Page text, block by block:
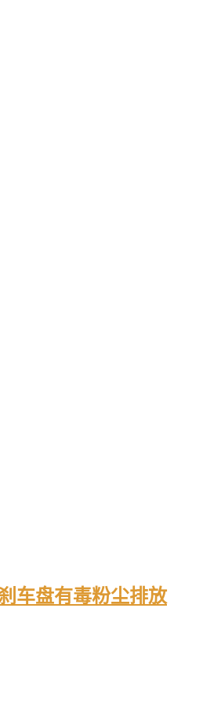
车盘有毒粉尘排放